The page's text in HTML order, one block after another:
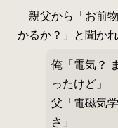
親父から「お前
かるか？」と聞かれ
俺「電気？
ったけど」
父「電磁気
さ」